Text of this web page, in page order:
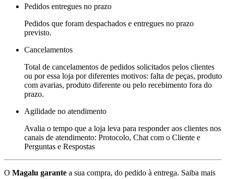
Pedidos entregues no prazo
Pedidos que foram despachados e entregues no prazo
previsto.
Cancelamentos
Total de cancelamentos de pedidos solicitados pelos clientes
ou por essa loja por diferentes motivos: falta de peças, produto
com avarias, produto diferente ou pelo recebimento fora do
prazo.
Agilidade no atendimento
Avalia o tempo que a loja leva para responder aos clientes nos
canais de atendimento: Protocolo, Chat com o Cliente e
Perguntas e Respostas
O Magalu garante a sua compra, do pedido à entrega. Saiba mais